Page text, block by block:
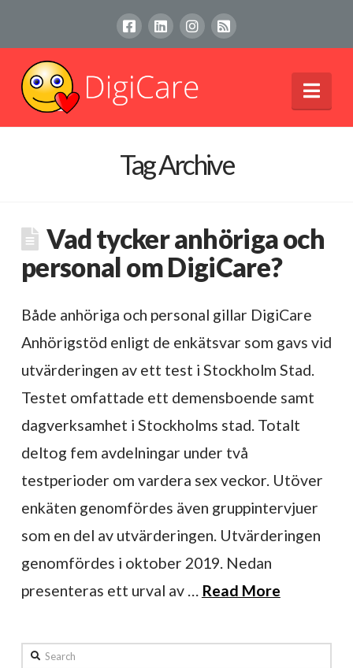
Tag Archive
Vad tycker anhöriga och
personal om DigiCare?
Både anhöriga och personal gillar DigiCare
Anhörigstöd enligt de enkätsvar som gavs vid
utvärderingen av ett test i Stockholm Stad.
Testet omfattade ett demensboende samt
dagverksamhet i Stockholms stad. Totalt
deltog fem avdelningar under två
testperioder om vardera sex veckor. Utöver
enkäten genomfördes även gruppintervjuer
som en del av utvärderingen. Utvärderingen
genomfördes i oktober 2019. Nedan
presenteras ett urval av … Read More
Search